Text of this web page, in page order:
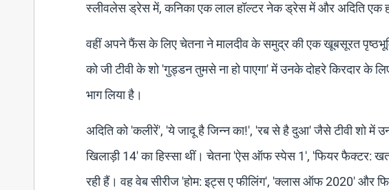
स्लीवलेस ड्रेस में, कनिका एक लाल हॉल्टर नेक ड्रेस में और अदिति एक
वहीं अपने फैंस के लिए चेतना ने मालदीव के समुद्र की एक खूबसूरत
को जी टीवी के शो 'गुड्डन तुमसे ना हो पाएगा' में उनके दोहरे किरदार के
भाग लिया है।
अदिति को 'कलीरें', 'ये जादू है जिन्न का!', 'रब से है दुआ' जैसे टीवी शो
खिलाड़ी 14' का हिस्सा थीं। चेतना 'ऐस ऑफ स्पेस 1', 'फियर फैक्टर:
रही हैं। वह वेब सीरीज 'होम: इट्स ए फीलिंग', 'क्लास ऑफ 2020' और